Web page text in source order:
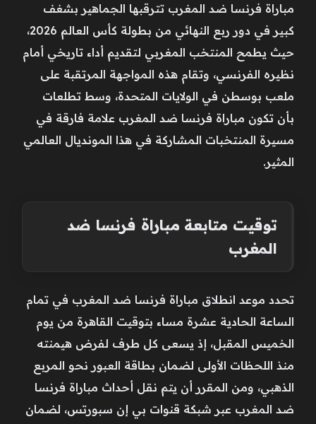
مباراة فرنسا ضد المغرب تترقبها الجماهير بشغف
كبير في دور ربع النهائي من بطولة كأس العالم 2026،
حيث يطمح المنتخب المغربي لتقديم أداء تاريخي أمام
نظيره الفرنسي، وتقام هذه المواجهة المرتقبة على
ملعب بوسطن في الولايات المتحدة، وسط تطلعات
بأن تكون مباراة فرنسا ضد المغرب علامة فارقة في
مسيرة المنتخبات المشاركة في هذا المونديال العالمي
المثير.
توقيت متابعة مباراة فرنسا ضد
المغرب
تحدد موعد انطلاق مباراة فرنسا ضد المغرب في تمام
الساعة الحادية عشرة مساء بتوقيت القاهرة من يوم
الخميس المقبل، إذ يسعى كل طرف لفرض هيمنته
منذ اللحظات الأولى لضمان بطاقة العبور نحو المربع
الذهبي، ومن المقرر أن يتم نقل أحداث مباراة فرنسا
ضد المغرب عبر شبكة قنوات بي إن سبورتس، لضمان